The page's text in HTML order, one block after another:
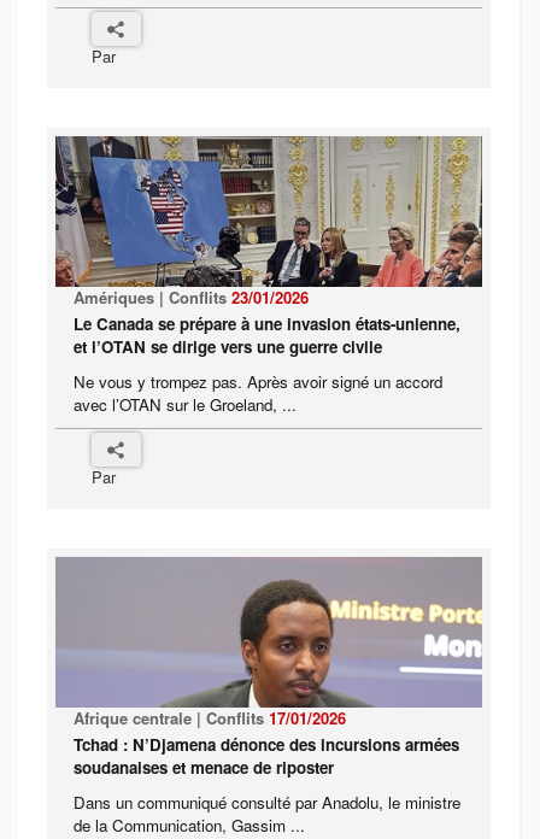
Par
Amériques | Conflits 23/01/2026
Le Canada se prépare à une invasion états-unienne,
et l’OTAN se dirige vers une guerre civile
Ne vous y trompez pas. Après avoir signé un accord
avec l’OTAN sur le Groeland, ...
Par
Afrique centrale | Conflits 17/01/2026
Tchad : N’Djamena dénonce des incursions armées
soudanaises et menace de riposter
Dans un communiqué consulté par Anadolu, le ministre
de la Communication, Gassim ...